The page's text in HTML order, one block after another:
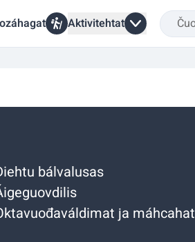
Aktivitehtat
bálvalusas
ja máhcahat